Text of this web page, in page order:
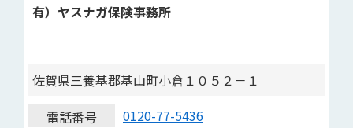
有）ヤスナガ保険事務所
佐賀県三養基郡基山町小倉１０５２－１
電話番号
0120-77-5436